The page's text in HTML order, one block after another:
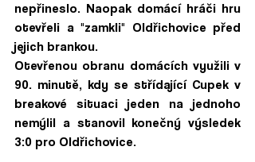
nepřineslo. Naopak domácí hráči hru
otevřeli a "zamkli" Oldřichovice před
jejich brankou.
Otevřenou obranu domácích využili v
90. minutě, kdy se střídající Cupek v
breakové situaci jeden na jednoho
nemýlil a stanovil konečný výsledek
3:0 pro Oldřichovice.